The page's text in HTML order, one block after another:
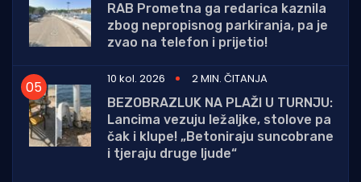
RAB Prometna ga redarica kaznila
zbog nepropisnog parkiranja, pa je
zvao na telefon i prijetio!
10 kol. 2026
2 MIN. ČITANJA
BEZOBRAZLUK NA PLAŽI U TURNJU:
Lancima vezuju ležaljke, stolove pa
čak i klupe! „Betoniraju suncobrane
i tjeraju druge ljude“